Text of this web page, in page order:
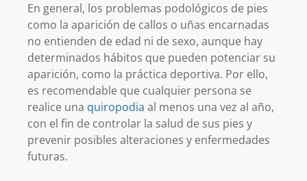
En general, los problemas podológicos de pies
como la aparición de callos o uñas encarnadas
no entienden de edad ni de sexo, aunque hay
determinados hábitos que pueden potenciar su
aparición, como la práctica deportiva. Por ello,
es recomendable que cualquier persona se
realice una quiropodia al menos una vez al año,
con el fin de controlar la salud de sus pies y
prevenir posibles alteraciones y enfermedades
futuras.